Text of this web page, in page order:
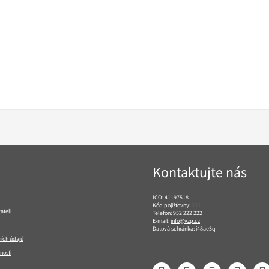
údajů
Kontaktujte nás
IČO: 41197518
Kód pojišťovny: 111
Telefon:952 222 222
E-mail:info@vzp.cz
Datová schránka: i48ae3q
FacebookLinkedIn YouTube Instagram